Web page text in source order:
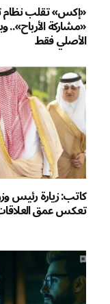
«إكس» تقلب نظام
«مشاركة الأرباح»..
الأصلي فقط
كاتب: زيارة رئيس
تعكس عمق